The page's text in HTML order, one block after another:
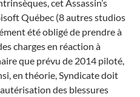
cet Assassin’s
Québec (8 autres studios
été obligé de prendre à
charges en réaction à
que prévu de 2014 piloté,
en théorie, Syndicate doit
des blessures